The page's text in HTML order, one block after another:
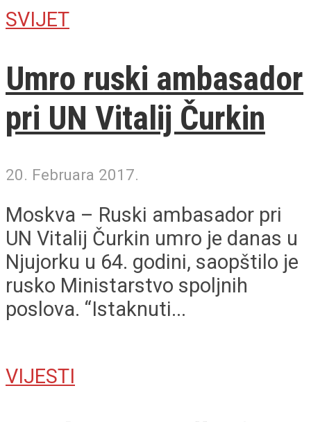
SVIJET
Umro ruski ambasador
pri UN Vitalij Čurkin
20. Februara 2017.
Moskva – Ruski ambasador pri
UN Vitalij Čurkin umro je danas u
Njujorku u 64. godini, saopštilo je
rusko Ministarstvo spoljnih
poslova. “Istaknuti...
VIJESTI